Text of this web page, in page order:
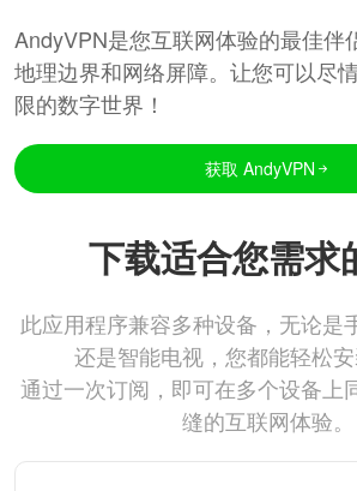
AndyVPN是您互联网体验的最佳伴
地理边界和网络屏障。让您可以尽
限的数字世界！
获取 AndyVPN
下载适合您需求
此应用程序兼容多种设备，无论是
还是智能电视，您都能轻松安
通过一次订阅，即可在多个设备上
缝的互联网体验。